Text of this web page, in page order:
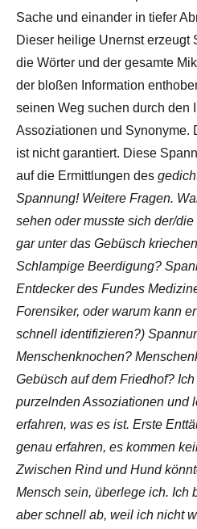
Sache und einander in tiefer
Dieser heilige Unernst erzeugt
die Wörter und der gesamte
der bloßen Information
seinen Weg suchen durch den
Assoziationen und Synonyme.
ist nicht garantiert. Diese
auf die Ermittlungen des
Spannung! Weitere Fragen.
sehen oder musste sich der/
gar unter das Gebüsch
Schlampige Beerdigung?
Entdecker des Fundes
Forensiker, oder warum kann
schnell identifizieren?)
Menschenknochen?
Gebüsch auf dem Friedhof?
purzelnden Assoziationen und
erfahren, was es ist. Erste
genau erfahren, es kommen
Zwischen Rind und Hund
Mensch sein, überlege ich. Ich
aber schnell ab, weil ich nicht